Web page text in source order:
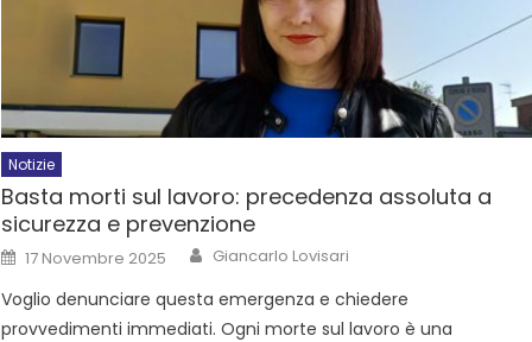
Notizie
Basta morti sul lavoro: precedenza assoluta a
sicurezza e prevenzione
17 Novembre 2025 Giancarlo Lovisari
Voglio denunciare questa emergenza e chiedere
provvedimenti immediati. Ogni morte sul lavoro è una